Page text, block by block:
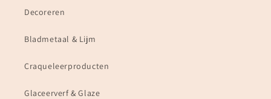
Decoreren
Bladmetaal & Lijm
Craqueleerproducten
Glaceerverf & Glaze